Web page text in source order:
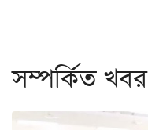
সম্পর্কিত খবর